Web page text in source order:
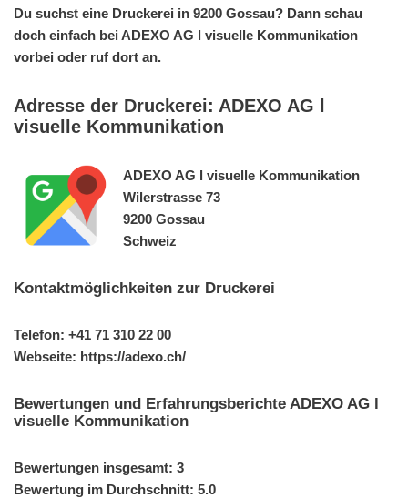
Du suchst eine Druckerei in 9200 Gossau? Dann schau
doch einfach bei ADEXO AG l visuelle Kommunikation
vorbei oder ruf dort an.
Adresse der Druckerei: ADEXO AG l
visuelle Kommunikation
ADEXO AG l visuelle Kommunikation
Wilerstrasse 73
9200 Gossau
Schweiz
Kontaktmöglichkeiten zur Druckerei
Telefon: +41 71 310 22 00
Webseite: https://adexo.ch/
Bewertungen und Erfahrungsberichte ADEXO AG l
visuelle Kommunikation
Bewertungen insgesamt: 3
Bewertung im Durchschnitt: 5.0